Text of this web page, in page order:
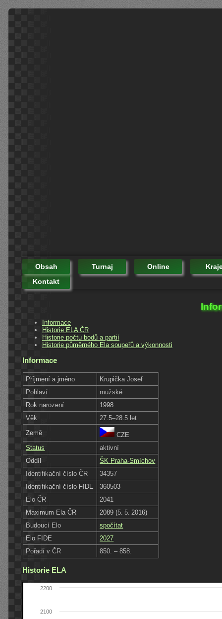
Obsah Turnaj Online
Kontakt
Informace
Historie ELA ČR
Historie počtu bodů a partií
Historie půměrného Ela soupeřů a výkonnosti
Informace
Příjmení a jméno
Krupička Josef
Pohlaví
mužské
Rok narození
1998
Věk
27.5–28.5 let
Země
CZE
Status
aktivní
Oddíl
ŠK Praha-Smíchov
Identifikační číslo ČR
34357
Identifikační číslo FIDE
360503
Elo ČR
2041
Maximum Ela ČR
2089 (5. 5. 2016)
Budoucí Elo
spočítat
Elo FIDE
2027
Pořadí v ČR
850. – 858.
Historie ELA
2100
2200